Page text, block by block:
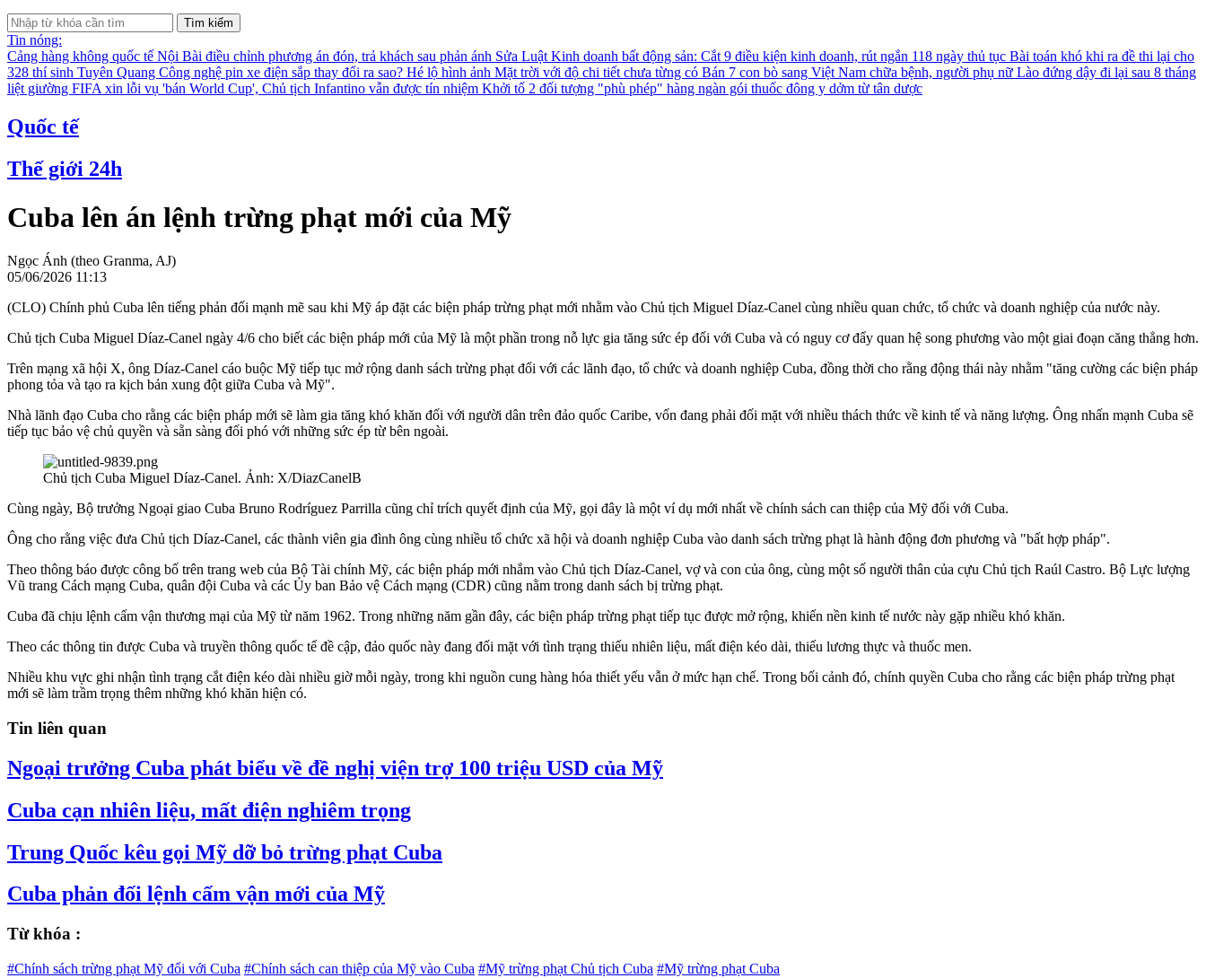
Tìm kiếm
Tin nóng:
Cảng hàng không quốc tế Nội Bài điều chỉnh phương án đón, trả khách sau phản ánh Sửa Luật Kinh doanh bất động sản: Cắt 9 điều kiện kinh doanh, rút ngắn 118 ngày thủ tục Bài toán khó khi ra đề thi lại cho
328 thí sinh Tuyên Quang Công nghệ pin xe điện sắp thay đổi ra sao? Hé lộ hình ảnh Mặt trời với độ chi tiết chưa từng có Bán 7 con bò sang Việt Nam chữa bệnh, người phụ nữ Lào đứng dậy đi lại sau 8 tháng
liệt giường FIFA xin lỗi vụ 'bán World Cup', Chủ tịch Infantino vẫn được tín nhiệm Khởi tố 2 đối tượng "phù phép" hàng ngàn gói thuốc đông y dởm từ tân dược
Quốc tế
Thế giới 24h
Cuba lên án lệnh trừng phạt mới của Mỹ
Ngọc Ánh (theo Granma, AJ)
05/06/2026 11:13
(CLO) Chính phủ Cuba lên tiếng phản đối mạnh mẽ sau khi Mỹ áp đặt các biện pháp trừng phạt mới nhằm vào Chủ tịch Miguel Díaz-Canel cùng nhiều quan chức, tổ chức và doanh nghiệp của nước này.
Chủ tịch Cuba Miguel Díaz-Canel ngày 4/6 cho biết các biện pháp mới của Mỹ là một phần trong nỗ lực gia tăng sức ép đối với Cuba và có nguy cơ đẩy quan hệ song phương vào một giai đoạn căng thẳng hơn.
Trên mạng xã hội X, ông Díaz-Canel cáo buộc Mỹ tiếp tục mở rộng danh sách trừng phạt đối với các lãnh đạo, tổ chức và doanh nghiệp Cuba, đồng thời cho rằng động thái này nhằm "tăng cường các biện pháp
phong tỏa và tạo ra kịch bản xung đột giữa Cuba và Mỹ".
Nhà lãnh đạo Cuba cho rằng các biện pháp mới sẽ làm gia tăng khó khăn đối với người dân trên đảo quốc Caribe, vốn đang phải đối mặt với nhiều thách thức về kinh tế và năng lượng. Ông nhấn mạnh Cuba sẽ
tiếp tục bảo vệ chủ quyền và sẵn sàng đối phó với những sức ép từ bên ngoài.
Chủ tịch Cuba Miguel Díaz-Canel. Ảnh: X/DiazCanelB
Cùng ngày, Bộ trưởng Ngoại giao Cuba Bruno Rodríguez Parrilla cũng chỉ trích quyết định của Mỹ, gọi đây là một ví dụ mới nhất về chính sách can thiệp của Mỹ đối với Cuba.
Ông cho rằng việc đưa Chủ tịch Díaz-Canel, các thành viên gia đình ông cùng nhiều tổ chức xã hội và doanh nghiệp Cuba vào danh sách trừng phạt là hành động đơn phương và "bất hợp pháp".
Theo thông báo được công bố trên trang web của Bộ Tài chính Mỹ, các biện pháp mới nhắm vào Chủ tịch Díaz-Canel, vợ và con của ông, cùng một số người thân của cựu Chủ tịch Raúl Castro. Bộ Lực lượng
Vũ trang Cách mạng Cuba, quân đội Cuba và các Ủy ban Bảo vệ Cách mạng (CDR) cũng nằm trong danh sách bị trừng phạt.
Cuba đã chịu lệnh cấm vận thương mại của Mỹ từ năm 1962. Trong những năm gần đây, các biện pháp trừng phạt tiếp tục được mở rộng, khiến nền kinh tế nước này gặp nhiều khó khăn.
Theo các thông tin được Cuba và truyền thông quốc tế đề cập, đảo quốc này đang đối mặt với tình trạng thiếu nhiên liệu, mất điện kéo dài, thiếu lương thực và thuốc men.
Nhiều khu vực ghi nhận tình trạng cắt điện kéo dài nhiều giờ mỗi ngày, trong khi nguồn cung hàng hóa thiết yếu vẫn ở mức hạn chế. Trong bối cảnh đó, chính quyền Cuba cho rằng các biện pháp trừng phạt
mới sẽ làm trầm trọng thêm những khó khăn hiện có.
Tin liên quan
Ngoại trưởng Cuba phát biểu về đề nghị viện trợ 100 triệu USD của Mỹ
Cuba cạn nhiên liệu, mất điện nghiêm trọng
Trung Quốc kêu gọi Mỹ dỡ bỏ trừng phạt Cuba
Cuba phản đối lệnh cấm vận mới của Mỹ
Từ khóa :
#Chính sách trừng phạt Mỹ đối với Cuba #Chính sách can thiệp của Mỹ vào Cuba #Mỹ trừng phạt Chủ tịch Cuba #Mỹ trừng phạt Cuba